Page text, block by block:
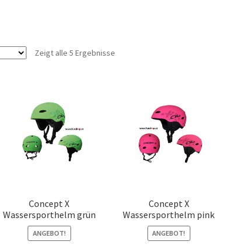
Zeigt alle 5 Ergebnisse
Concept X
Wassersporthelm grün
ANGEBOT!
Concept X
Wassersporthelm pink
ANGEBOT!